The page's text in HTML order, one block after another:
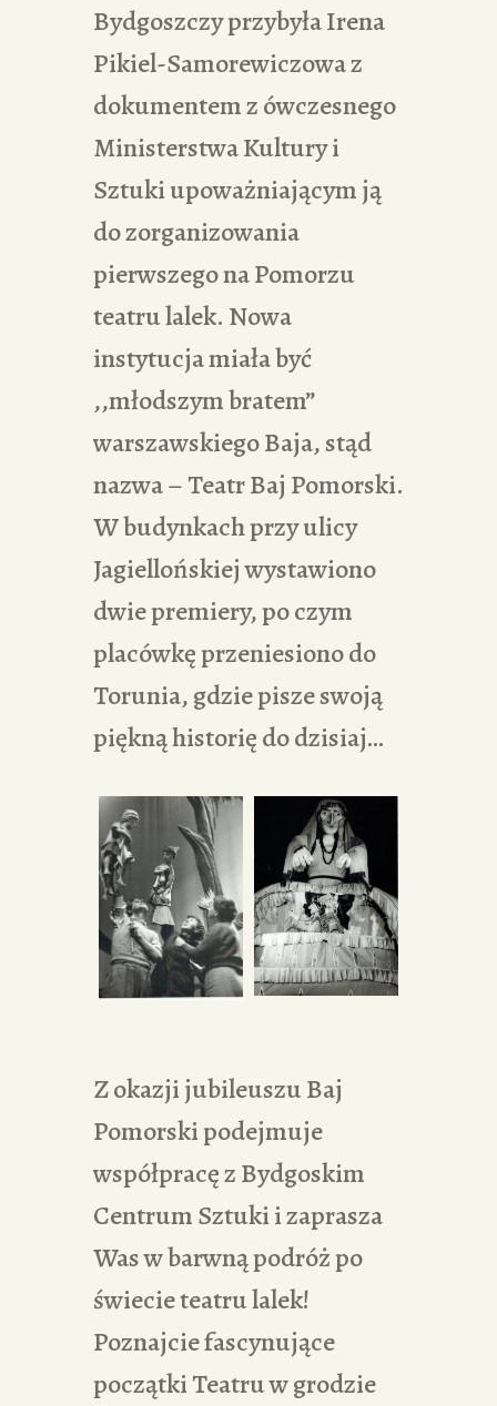
Bydgoszczy przybyła Irena
Pikiel-Samorewiczowa z
dokumentem z ówczesnego
Ministerstwa Kultury i
Sztuki upoważniającym ją
do zorganizowania
pierwszego na Pomorzu
teatru lalek. Nowa
instytucja miała być
,,młodszym bratem”
warszawskiego Baja, stąd
nazwa – Teatr Baj Pomorski.
W budynkach przy ulicy
Jagiellońskiej wystawiono
dwie premiery, po czym
placówkę przeniesiono do
Torunia, gdzie pisze swoją
piękną historię do dzisiaj…
Z okazji jubileuszu Baj
Pomorski podejmuje
współpracę z Bydgoskim
Centrum Sztuki i zaprasza
Was w barwną podróż po
świecie teatru lalek!
Poznajcie fascynujące
początki Teatru w grodzie